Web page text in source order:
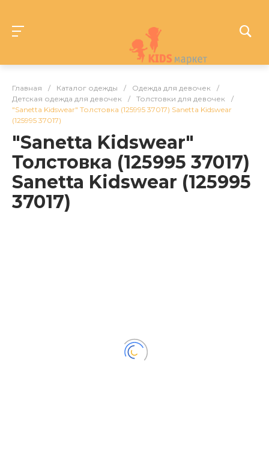
Главная / Каталог одежды / Одежда для девочек
/
Детская одежда для девочек
/ Толстовки для девочек
/
"Sanetta Kidswear" Толстовка (125995 37017) Sanetta Kidswear
(125995 37017)
"Sanetta Kidswear"
Толстовка (125995 37017)
Sanetta Kidswear (125995
37017)